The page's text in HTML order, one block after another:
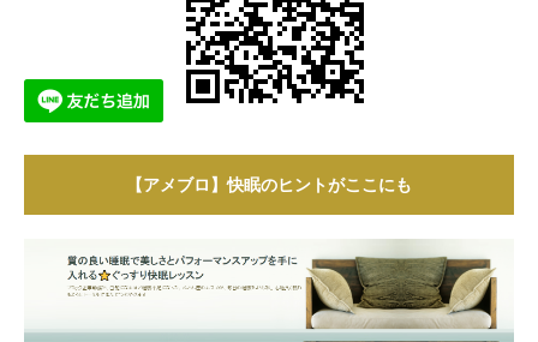
【アメブロ】快眠のヒントがここにも